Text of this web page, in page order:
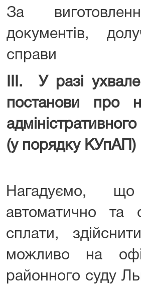
За
документів,
справи
ІІІ. У разі
постанови про
(у порядку КУпАП)
Нагадуємо,
автоматично та
сплати,
можливо на
районного суду